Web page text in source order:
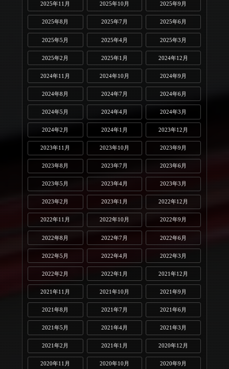
2025年11月 2025年10月 2025年9月
2025年8月 2025年7月 2025年6月
2025年5月 2025年4月 2025年3月
2025年2月 2025年1月 2024年12月
2024年11月 2024年10月 2024年9月
2024年8月 2024年7月 2024年6月
2024年5月 2024年4月 2024年3月
2024年2月 2024年1月 2023年12月
2023年11月 2023年10月 2023年9月
2023年8月 2023年7月 2023年6月
2023年5月 2023年4月 2023年3月
2023年2月 2023年1月 2022年12月
2022年11月 2022年10月 2022年9月
2022年8月 2022年7月 2022年6月
2022年5月 2022年4月 2022年3月
2022年2月 2022年1月 2021年12月
2021年11月 2021年10月 2021年9月
2021年8月 2021年7月 2021年6月
2021年5月 2021年4月 2021年3月
2021年2月 2021年1月 2020年12月
2020年11月 2020年10月 2020年9月